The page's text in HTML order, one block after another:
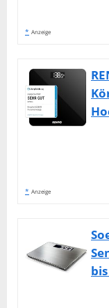
* Anzeige
* Anzeige